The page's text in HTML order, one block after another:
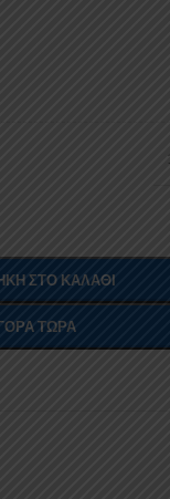
ΣΤΟ ΚΑΛΆΘΙ
ΤΏΡΑ